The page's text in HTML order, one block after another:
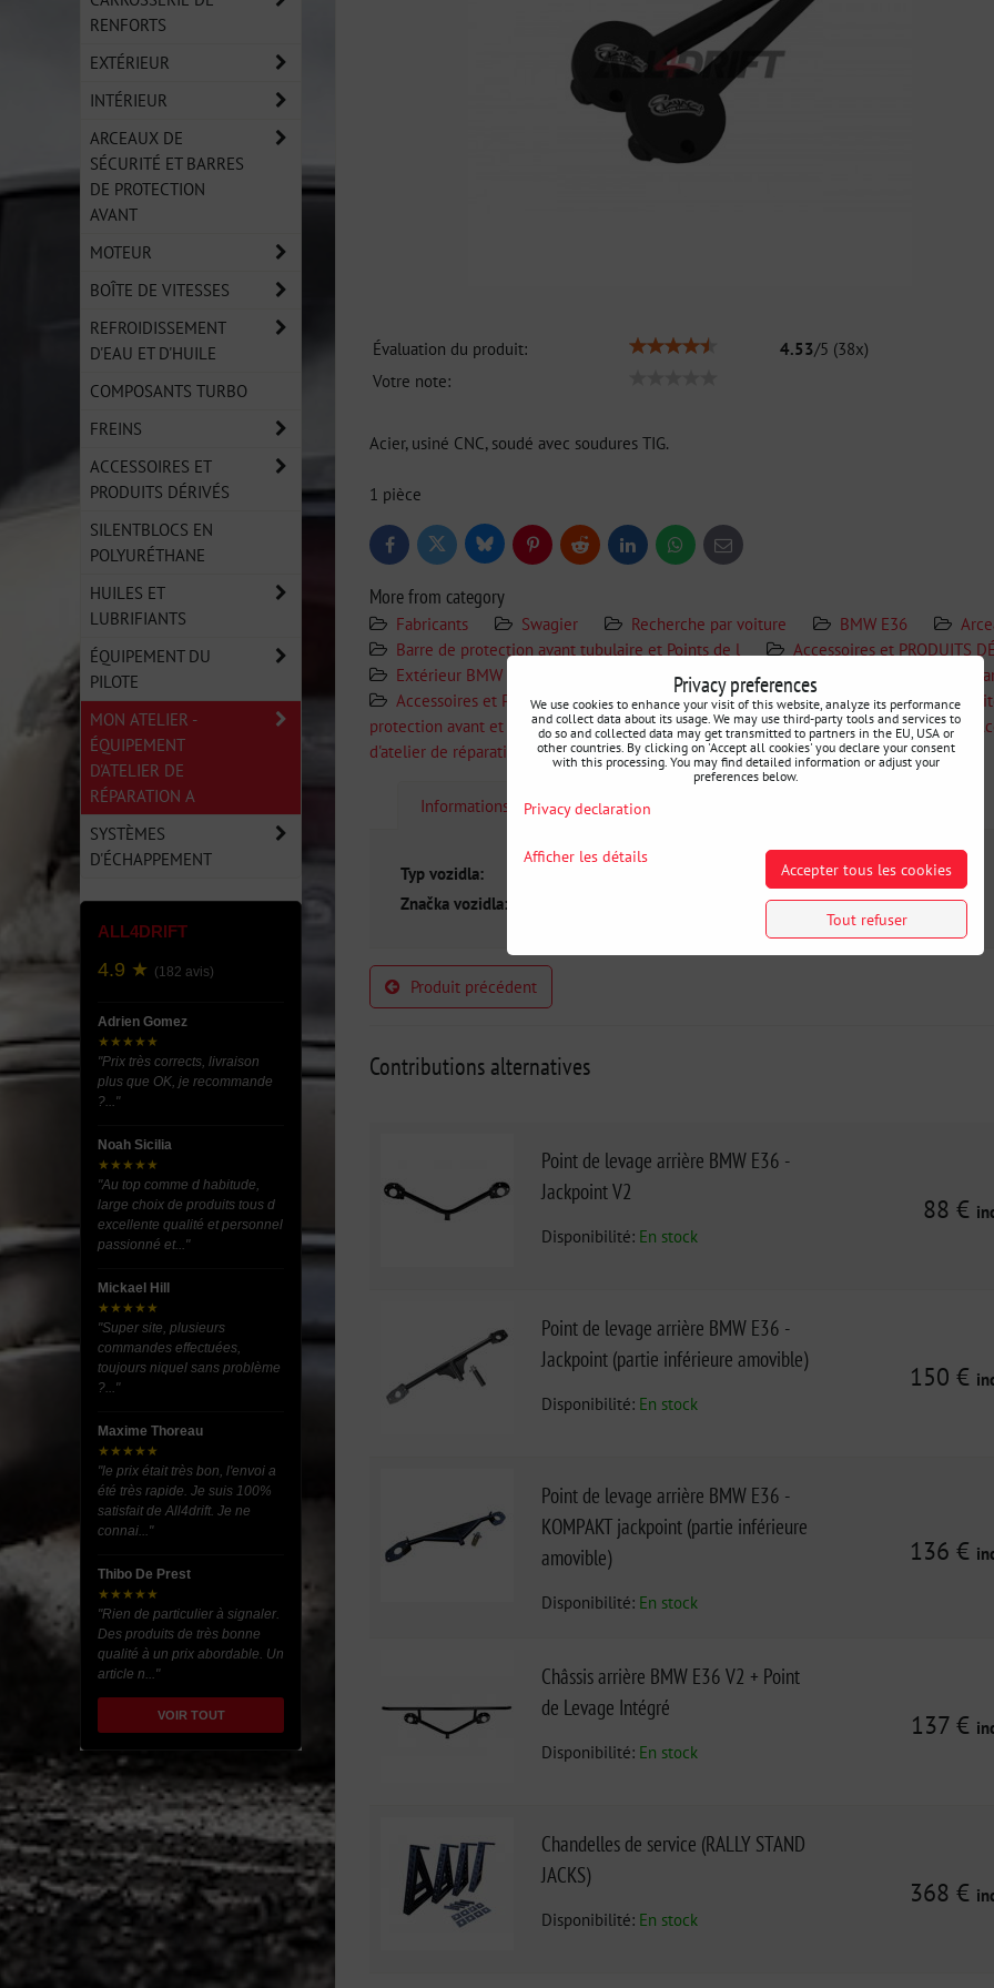
Évaluation du produit: 4.53/5 (38x)
Votre note:
Acier, usiné CNC, soudé avec soudures TIG.
1 pièce
FacebookTwitter BlueskyPinterestReddit LinkedInWhatsApp
E-
mail
More from category
Fabricants Swagier Recherche par voiture BMW E36
Barre de protection avant tubulaire et Points de l
Accessoires et PRODUITS
Extérieur BMW E46
Châssis et Barres de Protection Avant BMW E46
Accessoires et Produits Dérivés
Accessoires - Divers
Arceaux de
protection avant et Points de levage
Accessoires et PRODUITS DÉRIVÉS
d'atelier de réparation a
Outils et équipement
Informations Complémentaires
Typ vozidla:
Značka vozidla::
Produit précédent
Contributions alternatives
Point de levage arrière BMW E36 -
Jackpoint V2
Disponibilité: En stock
88 €
Point de levage arrière BMW E36 -
Jackpoint (partie inférieure amovible)
Disponibilité: En stock
150 €
Point de levage arrière BMW E36 -
KOMPAKT jackpoint (partie inférieure
amovible)
Disponibilité: En stock
136 €
Châssis arrière BMW E36 V2 + Point
de Levage Intégré
Disponibilité: En stock
137 €
Chandelles de service (RALLY STAND
JACKS)
Disponibilité: En stock
368 €
RENFORTS
EXTÉRIEUR
INTÉRIEUR
ARCEAUX DE
SÉCURITÉ ET BARRES
DE PROTECTION
AVANT
MOTEUR
BOÎTE DE VITESSES
REFROIDISSEMENT
D'EAU ET D'HUILE
COMPOSANTS TURBO
FREINS
ACCESSOIRES ET
PRODUITS DÉRIVÉS
SILENTBLOCS EN
POLYURÉTHANE
HUILES ET
LUBRIFIANTS
ÉQUIPEMENT DU
PILOTE
MON ATELIER -
ÉQUIPEMENT
D'ATELIER DE
RÉPARATION A
SYSTÈMES
D'ÉCHAPPEMENT
ALL4DRIFT
4.9 ★ (182 avis)
Adrien Gomez
★★★★★
"Prix très corrects, livraison
plus que OK, je recommande
?..."
Noah Sicilia
★★★★★
"Au top comme d habitude,
large choix de produits tous d
excellente qualité et personnel
passionné et..."
Mickael Hill
★★★★★
"Super site, plusieurs
commandes effectuées,
toujours niquel sans problème
?..."
Maxime Thoreau
★★★★★
"le prix était très bon, l'envoi a
été très rapide. Je suis 100%
satisfait de All4drift. Je ne
connai..."
Thibo De Prest
★★★★★
"Rien de particulier à signaler.
Des produits de très bonne
qualité à un prix abordable. Un
article n..."
VOIR TOUT
Privacy preferences
We use cookies to enhance your visit of this website, analyze its performance
and collect data about its usage. We may use third-party tools and services to
do so and collected data may get transmitted to partners in the EU, USA or
other countries. By clicking on 'Accept all cookies' you declare your consent
with this processing. You may find detailed information or adjust your
preferences below.
Privacy declaration
Afficher les détails
Accepter tous les cookies
Tout refuser